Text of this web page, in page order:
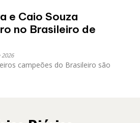
e Caio Souza
no Brasileiro de
campeões do Brasileiro são